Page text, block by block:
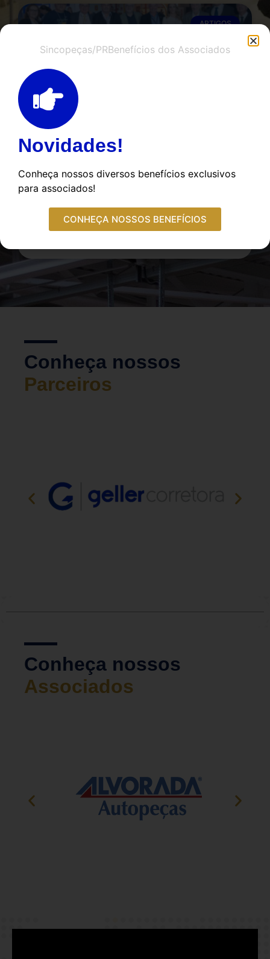
ARTIGOS
O que a AUTOPAR 2026
mostrou sobre o futuro das
autopeças?
Conheça nossos
Parceiros
Conheça nossos
Associados
Sincopeças/PRBenefícios dos Associados
Novidades!
Conheça nossos diversos benefícios exclusivos
para associados!
CONHEÇA NOSSOS BENEFÍCIOS